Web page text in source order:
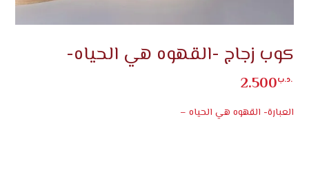
كوب زجاج -القهوه هي الحياه-
.د.ب2.500
العبارة- القهوه هي الحياه –